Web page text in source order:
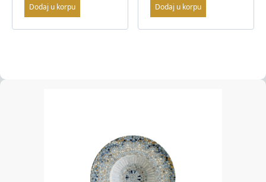
Dodaj u korpu Dodaj u korpu